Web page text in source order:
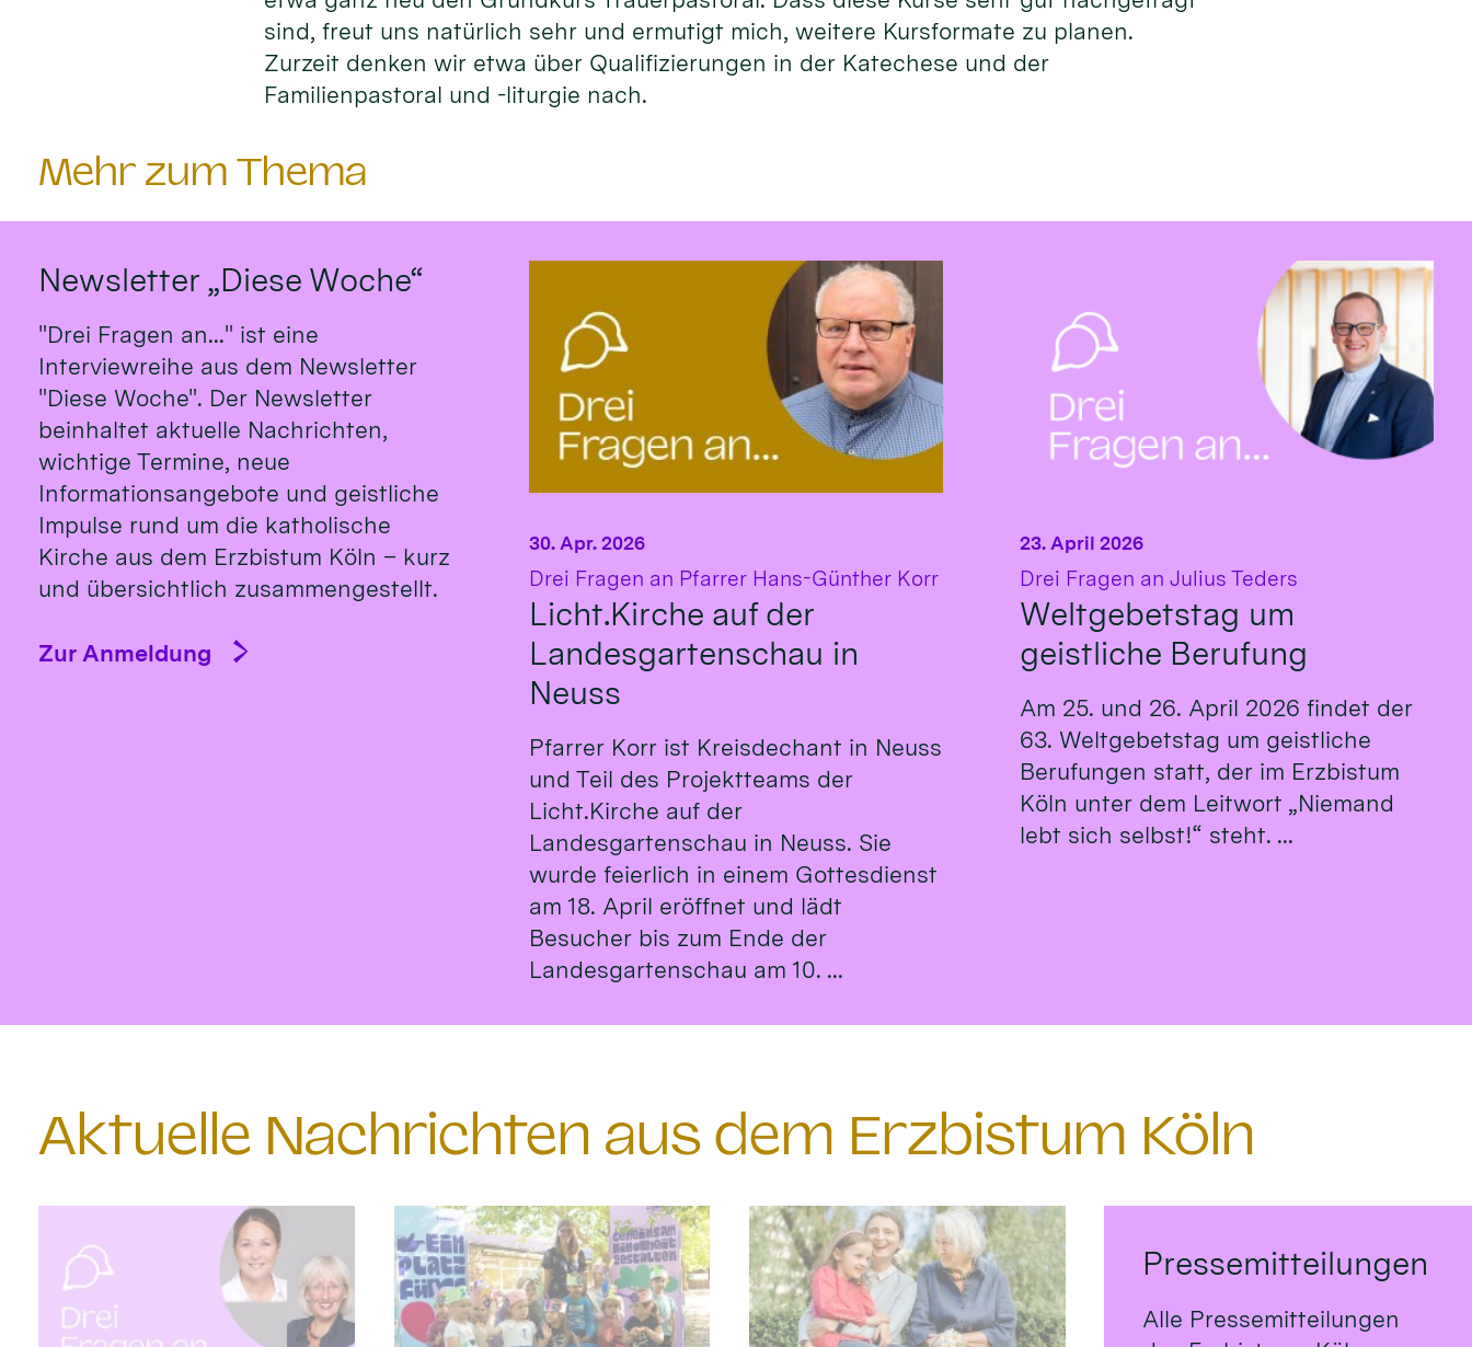
sind, freut uns natürlich sehr und ermutigt mich, weitere Kursformate zu planen.
Zurzeit denken wir etwa über Qualifizierungen in der Katechese und der
Familienpastoral und -liturgie nach.
Mehr zum Thema
Newsletter „Diese Woche“
"Drei Fragen an..." ist eine
Interviewreihe aus dem Newsletter
"Diese Woche". Der Newsletter
beinhaltet aktuelle Nachrichten,
wichtige Termine, neue
Informationsangebote und geistliche
Impulse rund um die katholische
Kirche aus dem Erzbistum Köln – kurz
und übersichtlich zusammengestellt.
Zur Anmeldung
Drei Fragen an Pfarrer Hans-Günther Korr:
Licht.Kirche auf der
Landesgartenschau in
Neuss
30. Apr. 2026
Pfarrer Korr ist Kreisdechant in Neuss
und Teil des Projektteams der
Licht.Kirche auf der
Landesgartenschau in Neuss. Sie
wurde feierlich in einem Gottesdienst
am 18. April eröffnet und lädt
Besucher bis zum Ende der
Landesgartenschau am 10. ...
Drei Fragen an Julius Teders
Weltgebetstag um
geistliche Berufung
23. April 2026
Am 25. und 26. April 2026 findet der
63. Weltgebetstag um geistliche
Berufungen statt, der im Erzbistum
Köln unter dem Leitwort „Niemand
lebt sich selbst!“ steht. ...
Aktuelle Nachrichten aus dem Erzbistum Köln
Pressemitteilungen
Alle Pressemitteilungen